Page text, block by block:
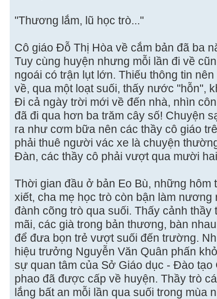
"Thương lắm, lũ học trò..."
Cô giáo Ðỗ Thị Hòa về cắm bản đã ba
Tuy cùng huyện nhưng mỗi lần đi về
ngoái có trận lụt lớn. Thiếu thông tin
về, qua một loạt suối, thấy nước "hỗn",
Ði cả ngày trời mới về đến nhà, nhìn
đã đi qua hơn ba trăm cây số! Chuyện
ra như cơm bữa nên các thầy cô giáo
phải thuê người vác xe là chuyện
Ðàn, các thầy cô phải vượt qua mười
Thời gian đầu ở bản Eo Bù, những
xiết, cha mẹ học trò còn bận làm nương
đành cõng trò qua suối. Thấy cảnh
mãi, các già trong bản thương, bàn
để đưa bọn trẻ vượt suối đến trường.
hiệu trưởng Nguyễn Văn Quân phấn
sự quan tâm của Sở Giáo dục - Ðào tạo
phao đã được cấp về huyện. Thầy trò
lắng bất an mỗi lần qua suối trong mùa